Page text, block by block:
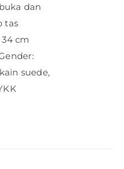
dan
tas
cm
suede,